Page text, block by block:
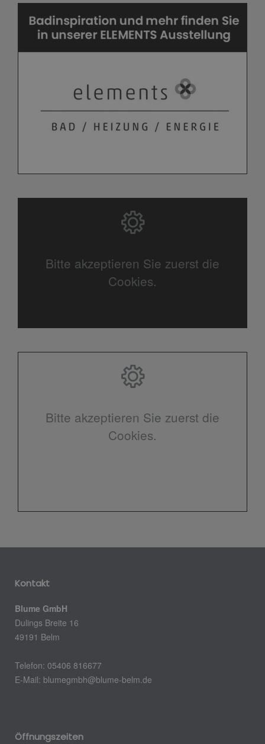
Bitte akzeptieren Sie zuerst die
Cookies.
Bitte akzeptieren Sie zuerst die
Cookies.
Kontakt
Blume GmbH
Dulings Breite 16
49191 Belm
Telefon: 05406 816677
E-Mail: blumegmbh@blume-belm.de
Öffnungszeiten